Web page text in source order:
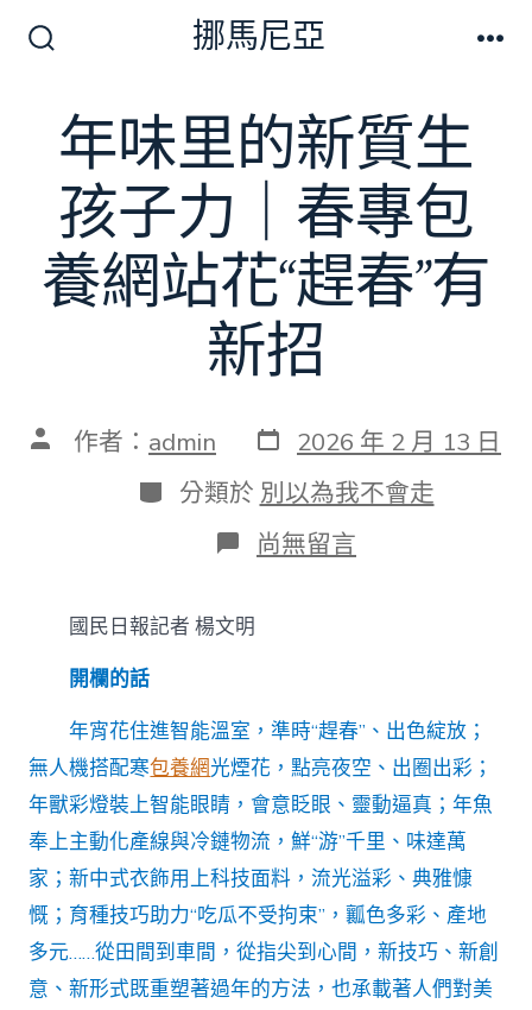
換
開
關
挪馬尼亞
年味里的新質生
孩子力｜春專包
養網站花“趕春”有
新招
文 作者： admin 發
表
日
期
2026 年 2 月 13 日
分
類
分類於 別以為我不會走
在
〈年
孩
子
力
｜
春
專
包
養
網
站
花
“趕
尚無留言
國民日報記者 楊文明
開欄的話
年宵花住進智能溫室，準時“趕春”、出色綻放；
無人機搭配寒包養網光煙花，點亮夜空、出圈出彩；
年獸彩燈裝上智能眼睛，會意眨眼、靈動逼真；年魚
奉上主動化產線與冷鏈物流，鮮“游”千里、味達萬
家；新中式衣飾用上科技面料，流光溢彩、典雅慷
慨；育種技巧助力“吃瓜不受拘束”，瓤色多彩、產地
多元……從田間到車間，從指尖到心間，新技巧、新創
意、新形式既重塑著過年的方法，也承載著人們對美